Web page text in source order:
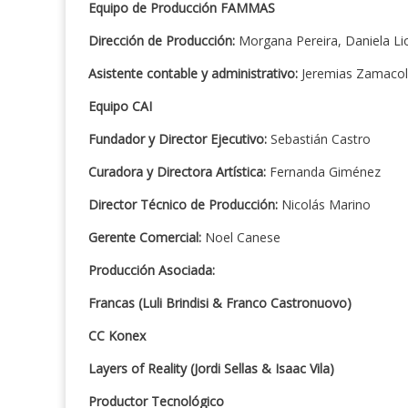
Equipo de Producción FAMMAS
Dirección de Producción: Morgana Pereira, Daniela
Asistente contable y administrativo: Jeremias
Equipo CAI
Fundador y Director Ejecutivo: Sebastián Castro
Curadora y Directora Artística: Fernanda Giménez
Director Técnico de Producción: Nicolás Marino
Gerente Comercial: Noel Canese
Producción Asociada:
Francas (Luli Brindisi & Franco Castronuovo)
CC Konex
Layers of Reality (Jordi Sellas & Isaac Vila)
Productor Tecnológico